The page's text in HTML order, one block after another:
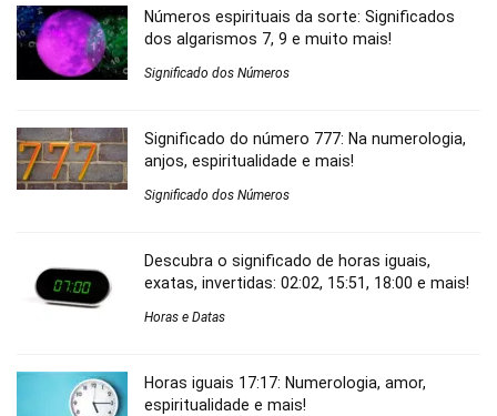
Números espirituais da sorte: Significados
dos algarismos 7, 9 e muito mais!
Significado dos Números
Significado do número 777: Na numerologia,
anjos, espiritualidade e mais!
Significado dos Números
Descubra o significado de horas iguais,
exatas, invertidas: 02:02, 15:51, 18:00 e mais!
Horas e Datas
Horas iguais 17:17: Numerologia, amor,
espiritualidade e mais!